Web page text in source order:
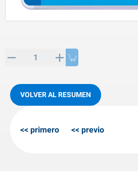
de SPP
para invierno
VOLVER AL RESUMEN
primero previo